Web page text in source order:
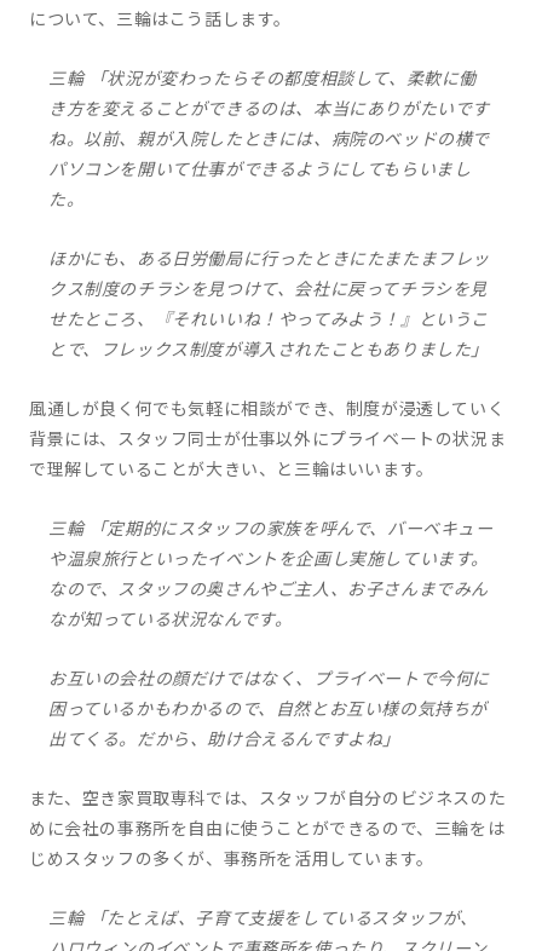
について、三輪はこう話します。
三輪 「状況が変わったらその都度相談して、柔軟に働
き方を変えることができるのは、本当にありがたいです
ね。以前、親が入院したときには、病院のベッドの横で
パソコンを開いて仕事ができるようにしてもらいまし
た。
ほかにも、ある日労働局に行ったときにたまたまフレッ
クス制度のチラシを見つけて、会社に戻ってチラシを見
せたところ、『それいいね！やってみよう！』というこ
とで、フレックス制度が導入されたこともありました」
風通しが良く何でも気軽に相談ができ、制度が浸透していく
背景には、スタッフ同士が仕事以外にプライベートの状況ま
で理解していることが大きい、と三輪はいいます。
三輪 「定期的にスタッフの家族を呼んで、バーベキュー
や温泉旅行といったイベントを企画し実施しています。
なので、スタッフの奥さんやご主人、お子さんまでみん
なが知っている状況なんです。
お互いの会社の顔だけではなく、プライベートで今何に
困っているかもわかるので、自然とお互い様の気持ちが
出てくる。だから、助け合えるんですよね」
また、空き家買取専科では、スタッフが自分のビジネスのた
めに会社の事務所を自由に使うことができるので、三輪をは
じめスタッフの多くが、事務所を活用しています。
三輪 「たとえば、子育て支援をしているスタッフが、